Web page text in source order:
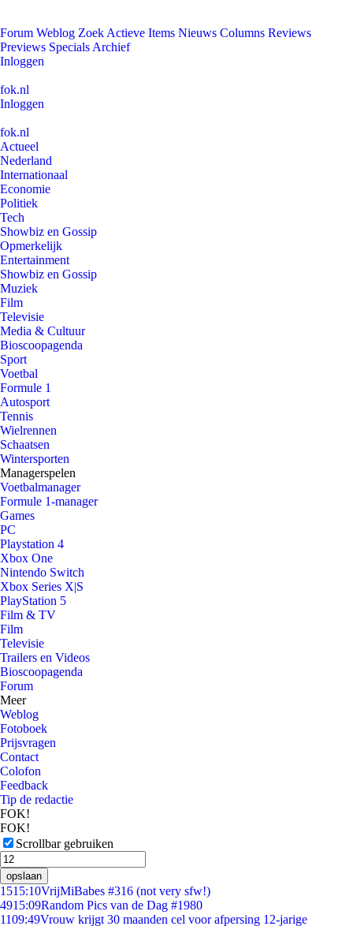
Forum Weblog Zoek Actieve Items Nieuws Columns Reviews
Previews Specials Archief
Inloggen
fok.nl
Inloggen
fok.nl
Actueel
Nederland
Internationaal
Economie
Politiek
Tech
Showbiz en Gossip
Opmerkelijk
Entertainment
Showbiz en Gossip
Muziek
Film
Televisie
Media & Cultuur
Bioscoopagenda
Sport
Voetbal
Formule 1
Autosport
Tennis
Wielrennen
Schaatsen
Wintersporten
Managerspelen
Voetbalmanager
Formule 1-manager
Games
PC
Playstation 4
Xbox One
Nintendo Switch
Xbox Series X|S
PlayStation 5
Film & TV
Film
Televisie
Trailers en Videos
Bioscoopagenda
Forum
Meer
Weblog
Fotoboek
Prijsvragen
Contact
Colofon
Feedback
Tip de redactie
FOK!
FOK!
Scrollbar gebruiken
opslaan
1515:10VrijMiBabes #316 (not very sfw!)
4915:09Random Pics van de Dag #1980
1109:49Vrouw krijgt 30 maanden cel voor afpersing 12-jarige